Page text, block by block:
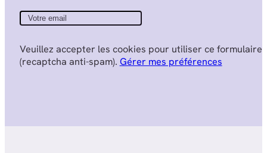
Veuillez accepter les cookies pour utiliser ce formulaire
(recaptcha anti-spam). Gérer mes préférences